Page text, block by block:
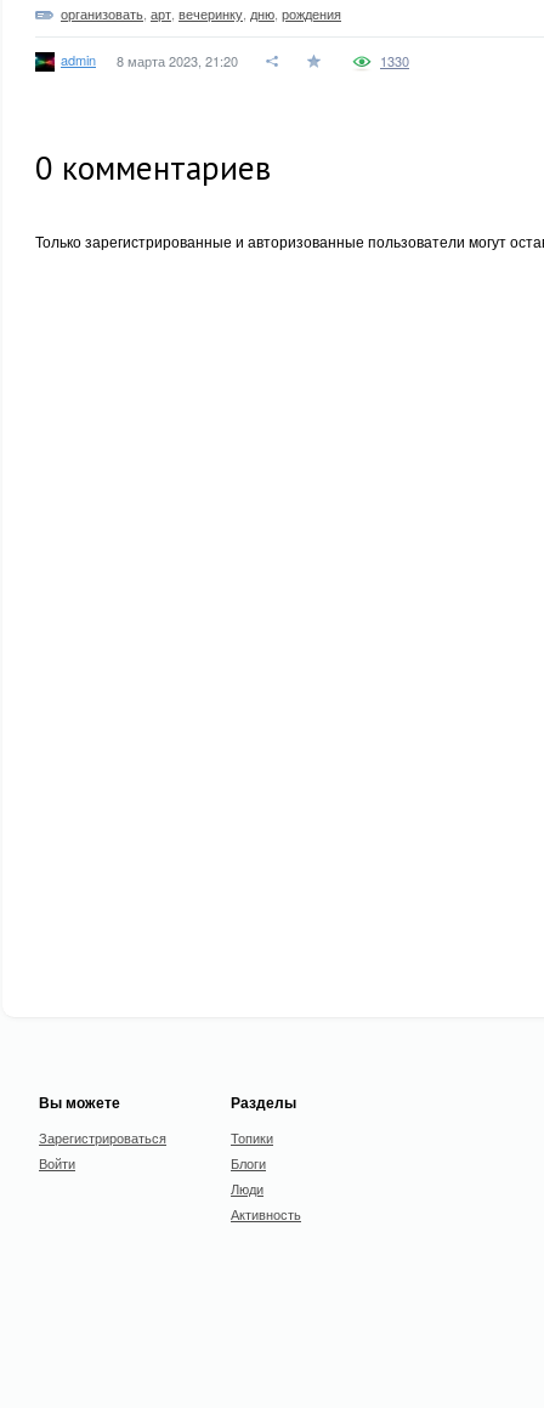
организовать арт вечеринку дню рождения
admin 8 марта 2023, 21:20 1330
0 комментариев
Только зарегистрированные и авторизованные пользователи могут
Вы можете
Зарегистрироваться
Войти
Разделы
Топики
Блоги
Люди
Активность